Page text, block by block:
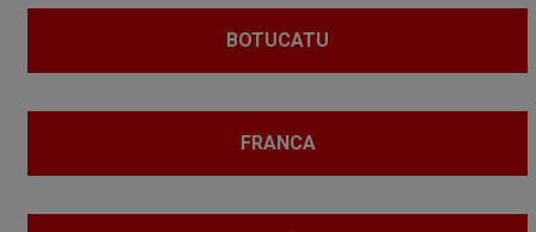
BOTUCATU
FRANCA